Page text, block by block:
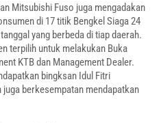
Mitsubishi Fuso juga mengadakan
di 17 titik Bengkel Siaga 24
yang berbeda di tiap daerah.
terpilih untuk melakukan Buka
KTB dan Management Dealer.
bingksan Idul Fitri
berkesempatan mendapatkan